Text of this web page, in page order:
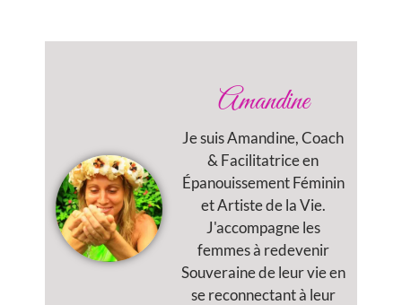
Amandine
Je suis Amandine, Coach
& Facilitatrice en
Épanouissement Féminin
et Artiste de la Vie.
J'accompagne les
femmes à redevenir
Souveraine de leur vie en
se reconnectant à leur